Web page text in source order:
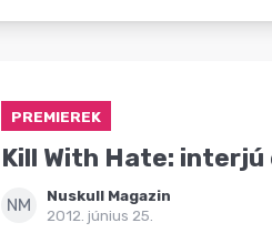
PREMIEREK
Kill With Hate:
NM
Nuskull Magazin
2012. június 25.